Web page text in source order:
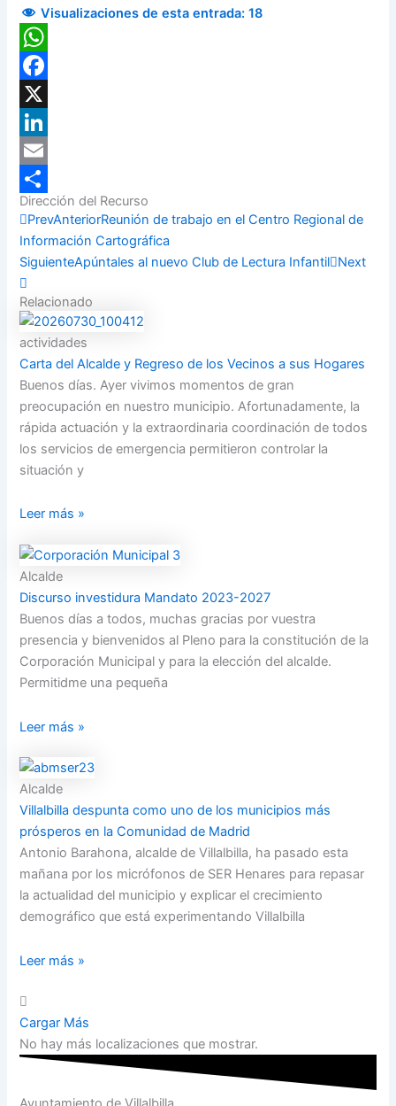
Visualizaciones de esta entrada: 18
WhatsApp
Facebook
X
LinkedIn
Email
Compartir
Dirección del Recurso
PrevAnteriorReunión de trabajo en el Centro Regional de
Información Cartográfica
SiguienteApúntales al nuevo Club de Lectura Infantil Next
Relacionado
actividades
Carta del Alcalde y Regreso de los Vecinos a sus Hogares
Buenos días. Ayer vivimos momentos de gran
preocupación en nuestro municipio. Afortunadamente, la
rápida actuación y la extraordinaria coordinación de todos
los servicios de emergencia permitieron controlar la
situación y
Leer más »
Alcalde
Discurso investidura Mandato 2023-2027
Buenos días a todos, muchas gracias por vuestra
presencia y bienvenidos al Pleno para la constitución de la
Corporación Municipal y para la elección del alcalde.
Permitidme una pequeña
Leer más »
Alcalde
Villalbilla despunta como uno de los municipios más
prósperos en la Comunidad de Madrid
Antonio Barahona, alcalde de Villalbilla, ha pasado esta
mañana por los micrófonos de SER Henares para repasar
la actualidad del municipio y explicar el crecimiento
demográfico que está experimentando Villalbilla
Leer más »
Cargar Más
No hay más localizaciones que mostrar.